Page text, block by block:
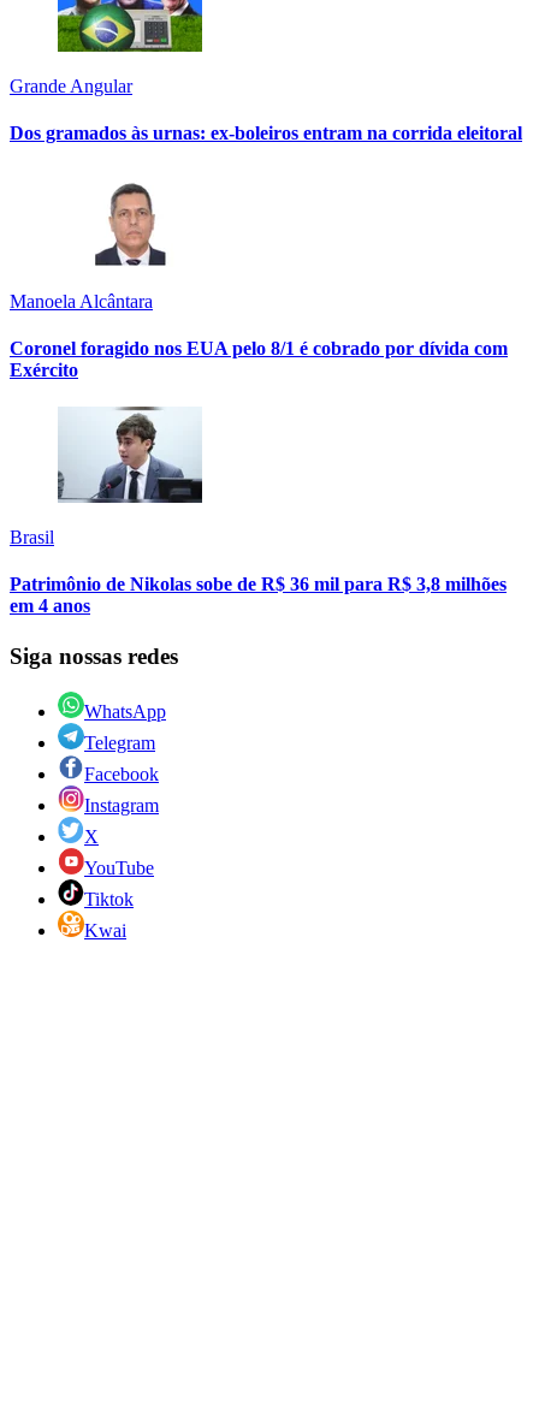
Grande Angular
Dos gramados às urnas: ex-boleiros entram na corrida eleitoral
Manoela Alcântara
Coronel foragido nos EUA pelo 8/1 é cobrado por dívida com
Exército
Brasil
Patrimônio de Nikolas sobe de R$ 36 mil para R$ 3,8 milhões
em 4 anos
Siga nossas redes
WhatsApp
Telegram
Facebook
Instagram
X
YouTube
Tiktok
Kwai